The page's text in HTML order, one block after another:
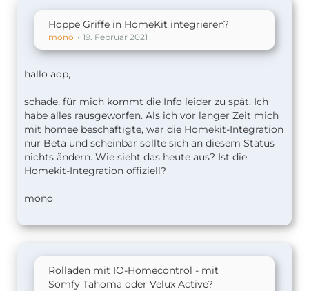
Hoppe Griffe in HomeKit integrieren?
mono 19. Februar 2021
hallo aop,
schade, für mich kommt die Info leider zu spät. Ich
habe alles rausgeworfen. Als ich vor langer Zeit mich
mit homee beschäftigte, war die Homekit-Integration
nur Beta und scheinbar sollte sich an diesem Status
nichts ändern. Wie sieht das heute aus? Ist die
Homekit-Integration offiziell?
mono
Rolladen mit IO-Homecontrol - mit
Somfy Tahoma oder Velux Active?